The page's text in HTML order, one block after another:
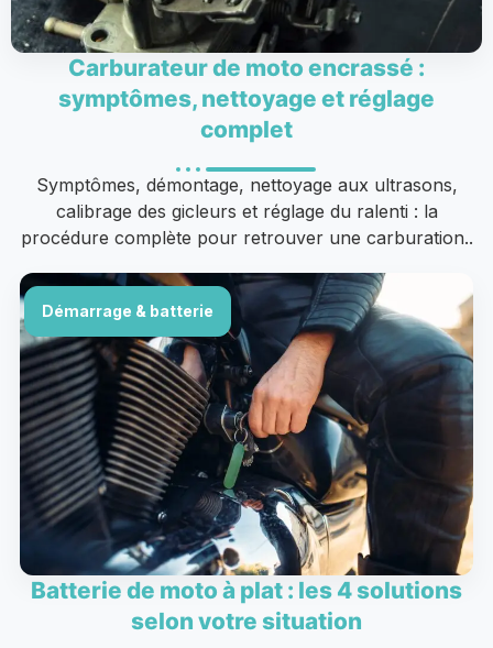
Carburateur de moto encrassé :
symptômes, nettoyage et réglage
complet
Symptômes, démontage, nettoyage aux ultrasons,
calibrage des gicleurs et réglage du ralenti : la
procédure complète pour retrouver une carburation..
Démarrage & batterie
Batterie de moto à plat : les 4 solutions
selon votre situation